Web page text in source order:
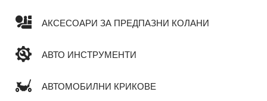
АКСЕСОАРИ ЗА ПРЕДПАЗНИ КОЛАНИ
АВТО ИНСТРУМЕНТИ
АВТОМОБИЛНИ КРИКОВЕ